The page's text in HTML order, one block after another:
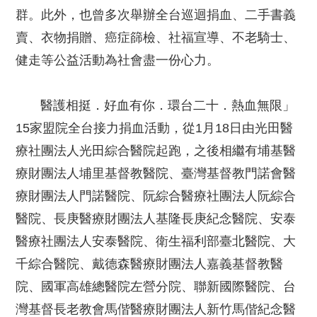
群。此外，也曾多次舉辦全台巡迴捐血、二手書義
賣、衣物捐贈、癌症篩檢、社福宣導、不老騎士、
健走等公益活動為社會盡一份心力。
醫護相挺．好血有你．環台二十．熱血無限」
15家盟院全台接力捐血活動，從1月18日由光田醫
療社團法人光田綜合醫院起跑，之後相繼有埔基醫
療財團法人埔里基督教醫院、臺灣基督教門諾會醫
療財團法人門諾醫院、阮綜合醫療社團法人阮綜合
醫院、長庚醫療財團法人基隆長庚紀念醫院、安泰
醫療社團法人安泰醫院、衛生福利部臺北醫院、大
千綜合醫院、戴德森醫療財團法人嘉義基督教醫
院、國軍高雄總醫院左營分院、聯新國際醫院、台
灣基督長老教會馬偕醫療財團法人新竹馬偕紀念醫